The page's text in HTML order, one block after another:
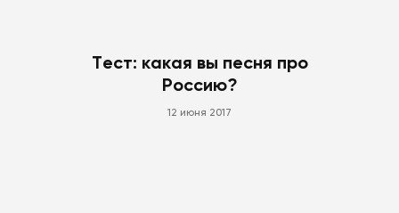
Тест: какая вы песня про
Россию?
12 июня 2017